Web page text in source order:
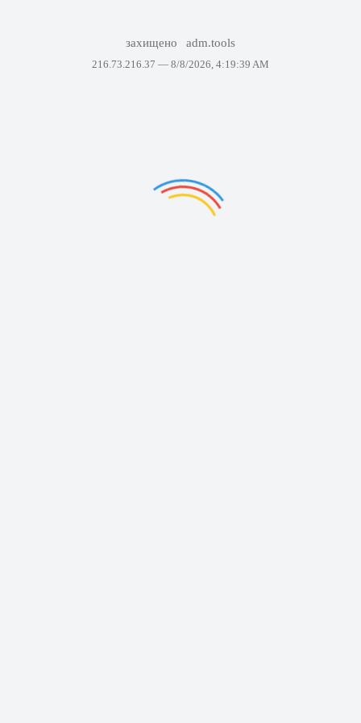
захищено adm.tools
216.73.216.37 — 8/8/2026, 4:19:39 AM